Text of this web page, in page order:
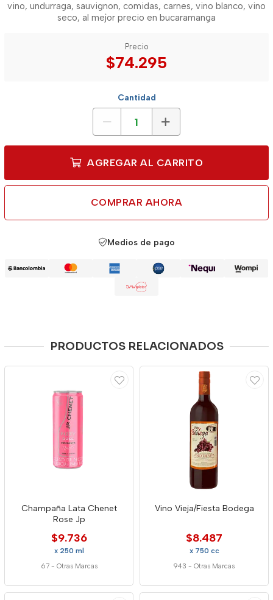
vino, undurraga, sauvignon, comidas, carnes, vino blanco, vino
seco, al mejor precio en bucaramanga
Precio
$74.295
Cantidad
AGREGAR AL CARRITO
COMPRAR AHORA
Medios de pago
PRODUCTOS RELACIONADOS
Champaña Lata Chenet
Rose Jp
$9.736
x 250 ml
67 - Otras Marcas
Vino Vieja/Fiesta Bodega
$8.487
x 750 cc
943 - Otras Marcas